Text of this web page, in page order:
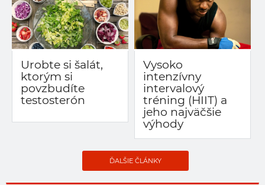
Urobte si šalát,
ktorým si
povzbudíte
testosterón
Vysoko
intenzívny
intervalový
tréning (HIIT) a
jeho najväčšie
výhody
ĎALŠIE ČLÁNKY